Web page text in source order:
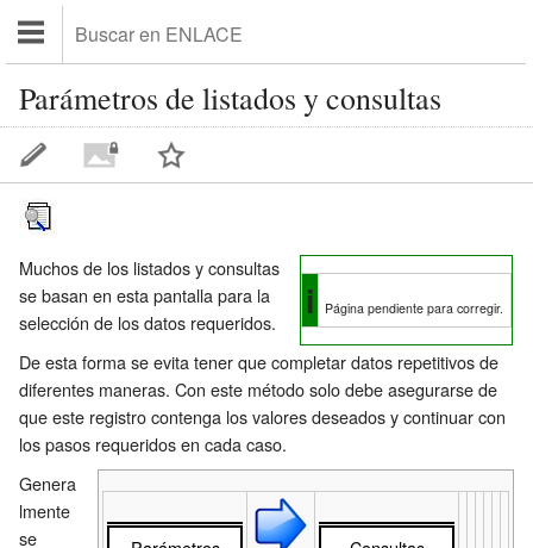
Parámetros de listados y consultas
i Página pendiente para corregir.
Muchos de los listados y consultas
se basan en esta pantalla para la
selección de los datos requeridos.
De esta forma se evita tener que completar datos repetitivos de
diferentes maneras. Con este método solo debe asegurarse de
que este registro contenga los valores deseados y continuar con
los pasos requeridos en cada caso.
Genera
lmente
se